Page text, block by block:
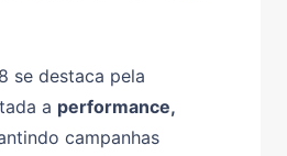
se destaca pela
a performance,
campanhas